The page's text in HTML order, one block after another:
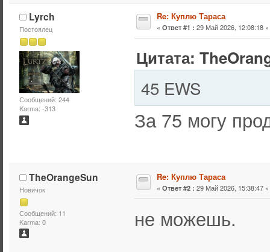
Lyrch
Постоялец
Сообщений: 244
Karma: -313
Re: Куплю Тараса
« Ответ #1 : 29 Май 2026, 12:08:18 »
Цитата:
45 EWS
За 75 могу
TheOrangeSun
Новичок
Сообщений: 11
Karma: 0
Re: Куплю Тараса
« Ответ #2 : 29 Май 2026, 15:38:47 »
не можешь.